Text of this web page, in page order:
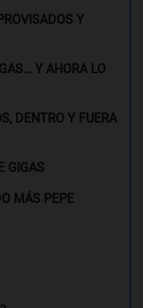
Y
Y AHORA LO
DENTRO Y FUERA
GIGAS
MÁS PEPE